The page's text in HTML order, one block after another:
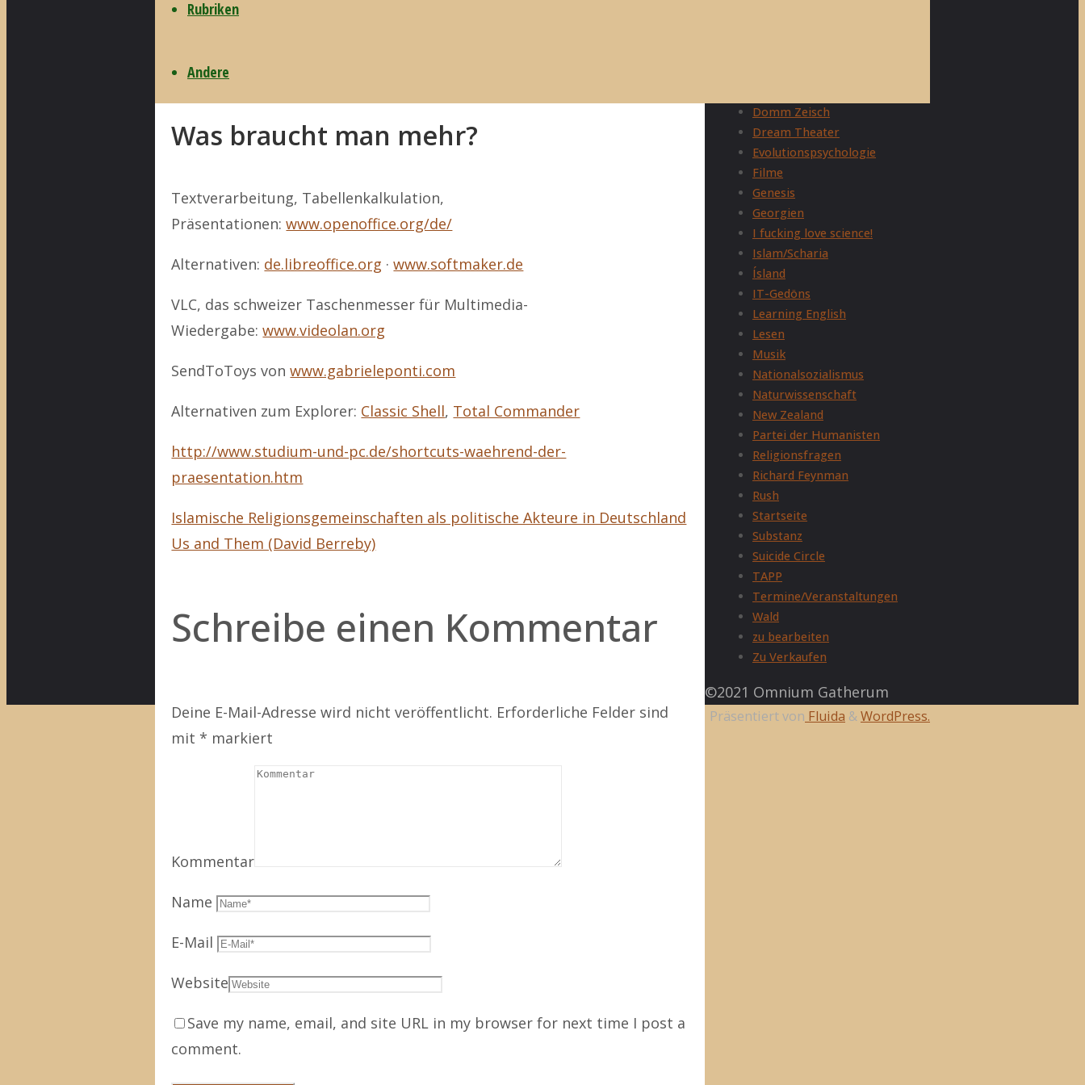
Rubriken
Andere
schnell wie ein Doppelklick:
Was braucht man mehr?
Textverarbeitung, Tabellenkalkulation,
Präsentationen:www.openoffice.org/de/
Alternativen: de.libreoffice.org ·www.softmaker.de
VLC, das schweizer Taschenmesser für Multimedia-
Wiedergabe:www.videolan.org
SendToToys vonwww.gabrieleponti.com
Alternativen zum Explorer: Classic Shell, Total Commander
http://www.studium-und-pc.de/shortcuts-waehrend-der-
praesentation.htm
Islamische Religionsgemeinschaften als politische Akteure in Deutschland
Us and Them (David Berreby)
Schreibe einen Kommentar
Deine E-Mail-Adresse wird nicht veröffentlicht. Erforderliche Felder sind
mit * markiert
Kommentar
Name
E-Mail
Website
Save my name, email, and site URL in my browser for next time I post a
comment.
Domm Zeisch
Dream Theater
Evolutionspsychologie
Filme
Genesis
Georgien
I fucking love science!
Islam/Scharia
Ísland
IT-Gedöns
Learning English
Lesen
Musik
Nationalsozialismus
Naturwissenschaft
New Zealand
Partei der Humanisten
Religionsfragen
Richard Feynman
Rush
Startseite
Substanz
Suicide Circle
TAPP
Termine/Veranstaltungen
Wald
zu bearbeiten
Zu Verkaufen
©2021 Omnium Gatherum
Präsentiert von Fluida &WordPress.